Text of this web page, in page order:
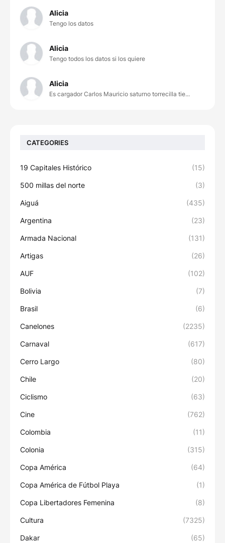
Alicia
Tengo los datos
Alicia
Tengo todos los datos si los quiere
Alicia
Es cargador Carlos Mauricio saturno torrecilla tie...
CATEGORIES
19 Capitales Histórico (15)
500 millas del norte (3)
Aiguá (435)
Argentina (23)
Armada Nacional (131)
Artigas (26)
AUF (102)
Bolivia (7)
Brasil (6)
Canelones (2235)
Carnaval (617)
Cerro Largo (80)
Chile (20)
Ciclismo (63)
Cine (762)
Colombia (11)
Colonia (315)
Copa América (64)
Copa América de Fútbol Playa (1)
Copa Libertadores Femenina (8)
Cultura (7325)
Dakar (65)